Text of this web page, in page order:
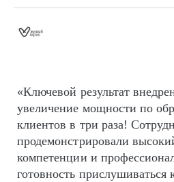
«Ключевой результат
увеличение мощности по
клиентов в три раза!
продемонстрировали
компетенции и
готовность